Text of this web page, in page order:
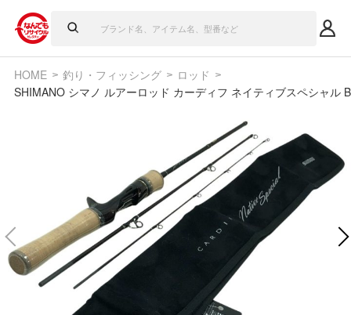
HOME 釣り・フィッシング
ロッド
SHIMANO シマノ ルアーロッド カーディフ ネイティブスペシャル